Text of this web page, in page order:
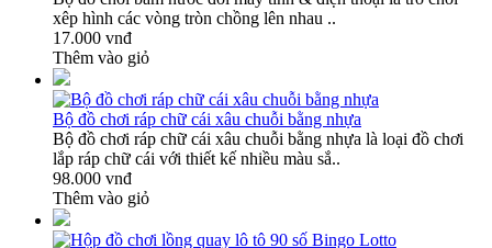
xêp hình các vòng tròn chồng lên nhau ..
17.000 vnđ
Thêm vào giỏ
Bộ đồ chơi ráp chữ cái xâu chuỗi bằng nhựa
Bộ đồ chơi ráp chữ cái xâu chuỗi bằng nhựa là loại đồ chơi
lắp ráp chữ cái với thiết kế nhiều màu sắ..
98.000 vnđ
Thêm vào giỏ